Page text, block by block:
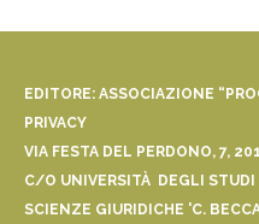
EDITORE: ASSOCIAZIONE
PRIVACY
VIA FESTA DEL PERDONO, 7,
C/O UNIVERSITÀ DEGLI STUDI
SCIENZE GIURIDICHE 'C.